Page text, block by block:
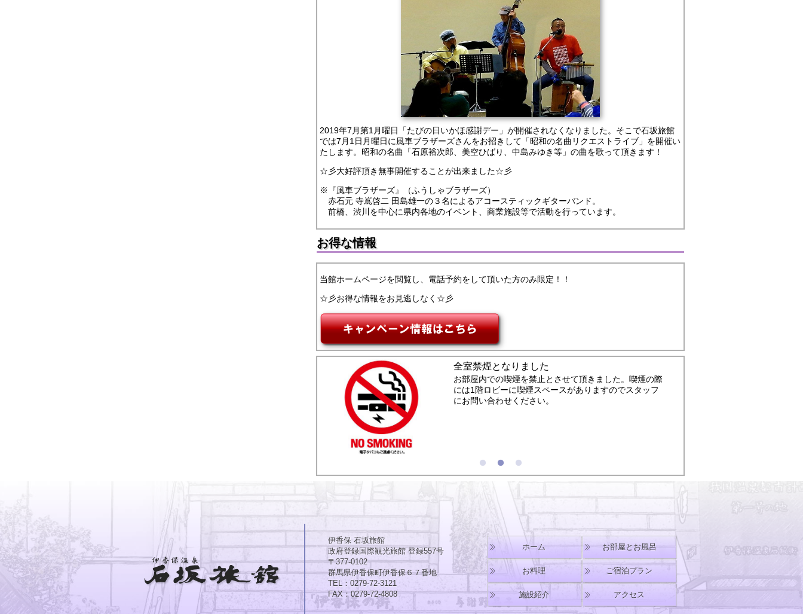
2019年7月第1月曜日「たびの日いかほ感謝デー」が開催されなくなりました。そこで石坂旅館
では7月1日月曜日に風車ブラザーズさんをお招きして「昭和の名曲リクエストライブ」を開催い
たします。昭和の名曲「石原裕次郎、美空ひばり、中島みゆき等」の曲を歌って頂きます！
☆彡大好評頂き無事開催することが出来ました☆彡
※『風車ブラザーズ』（ふうしゃブラザーズ）
赤石元 寺嶌啓二 田島雄一の３名によるアコースティックギターバンド。
前橋、渋川を中心に県内各地のイベント、商業施設等で活動を行っています。
お得な情報
当館ホームページを閲覧し、電話予約をして頂いた方のみ限定！！
☆彡お得な情報をお見逃しなく☆彡
全室禁煙となりました
お部屋内での喫煙を禁止とさせて頂きました。喫煙の際
には1階ロビーに喫煙スペースがありますのでスタッフ
にお問い合わせください。
伊香保 石坂旅館
政府登録国際観光旅館 登録557号
〒377-0102
群馬県伊香保町伊香保６７番地
TEL：0279-72-3121
FAX：0279-72-4808
ホーム お部屋とお風呂
お料理 ご宿泊プラン
施設紹介 アクセス